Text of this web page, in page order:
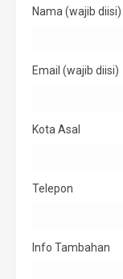
Nama (wajib diisi)
Email (wajib diisi)
Kota Asal
Telepon
Info Tambahan